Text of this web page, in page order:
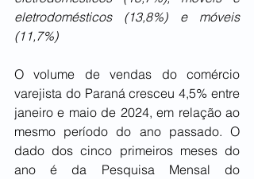
eletrodomésticos (13,8%) e móveis
(11,7%)
O volume de vendas do comércio
varejista do Paraná cresceu 4,5% entre
janeiro e maio de 2024, em relação ao
mesmo período do ano passado. O
dado dos cinco primeiros meses do
ano é da Pesquisa Mensal do